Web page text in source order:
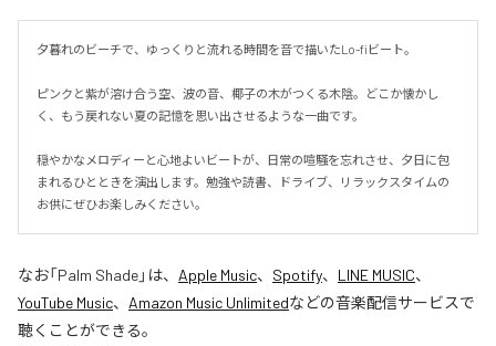
夕暮れのビーチで、ゆっくりと流れる時間を音で描いたLo-fiビート。
ピンクと紫が溶け合う空、波の音、椰子の木がつくる木陰。どこか懐かし
く、もう戻れない夏の記憶を思い出させるような一曲です。
穏やかなメロディーと心地よいビートが、日常の喧騒を忘れさせ、夕日に包
まれるひとときを演出します。勉強や読書、ドライブ、リラックスタイムの
お供にぜひお楽しみください。
なお「Palm Shade」は、 Apple Music、 Spotify、 LINE MUSIC、
YouTube Music、 Amazon Music Unlimitedなどの音楽配信サービスで
聴くことができる。